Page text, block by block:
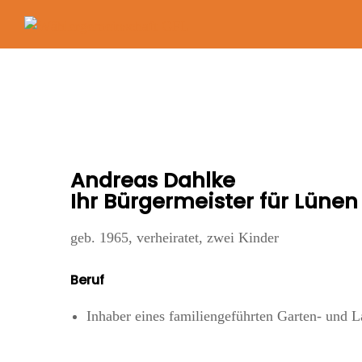
Andreas Dahlke
Ihr Bürgermeister für Lünen
geb. 1965, verheiratet, zwei Kinder
Beruf
Inhaber eines familiengeführten Garten- und
Gremien und Ausschüsse
Infos folgen
Arbeitsgruppen
Infos folgen